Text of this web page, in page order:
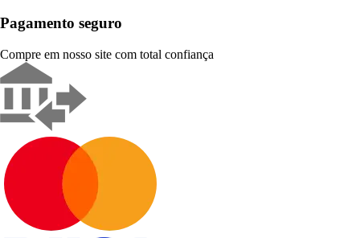
Pagamento seguro
Compre em nosso site com total confiança